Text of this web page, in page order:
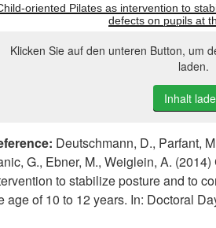
oriented Pilates as intervention to
defects on pupils at
Klicken Sie auf den unteren Button, um
laden.
Inhalt
Deutschmann, D., Parfant,
G., Ebner, M., Weiglein, A.
to stabilize posture and to
age of 10 to 12 years. In: Doctoral